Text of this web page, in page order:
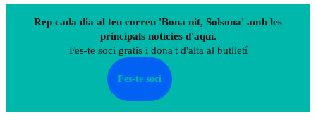
Rep cada dia al teu correu 'Bona nit, Solsona' amb les
principals notícies d'aquí.
Fes-te soci gratis i dona't d'alta al butlletí
Fes-te soci